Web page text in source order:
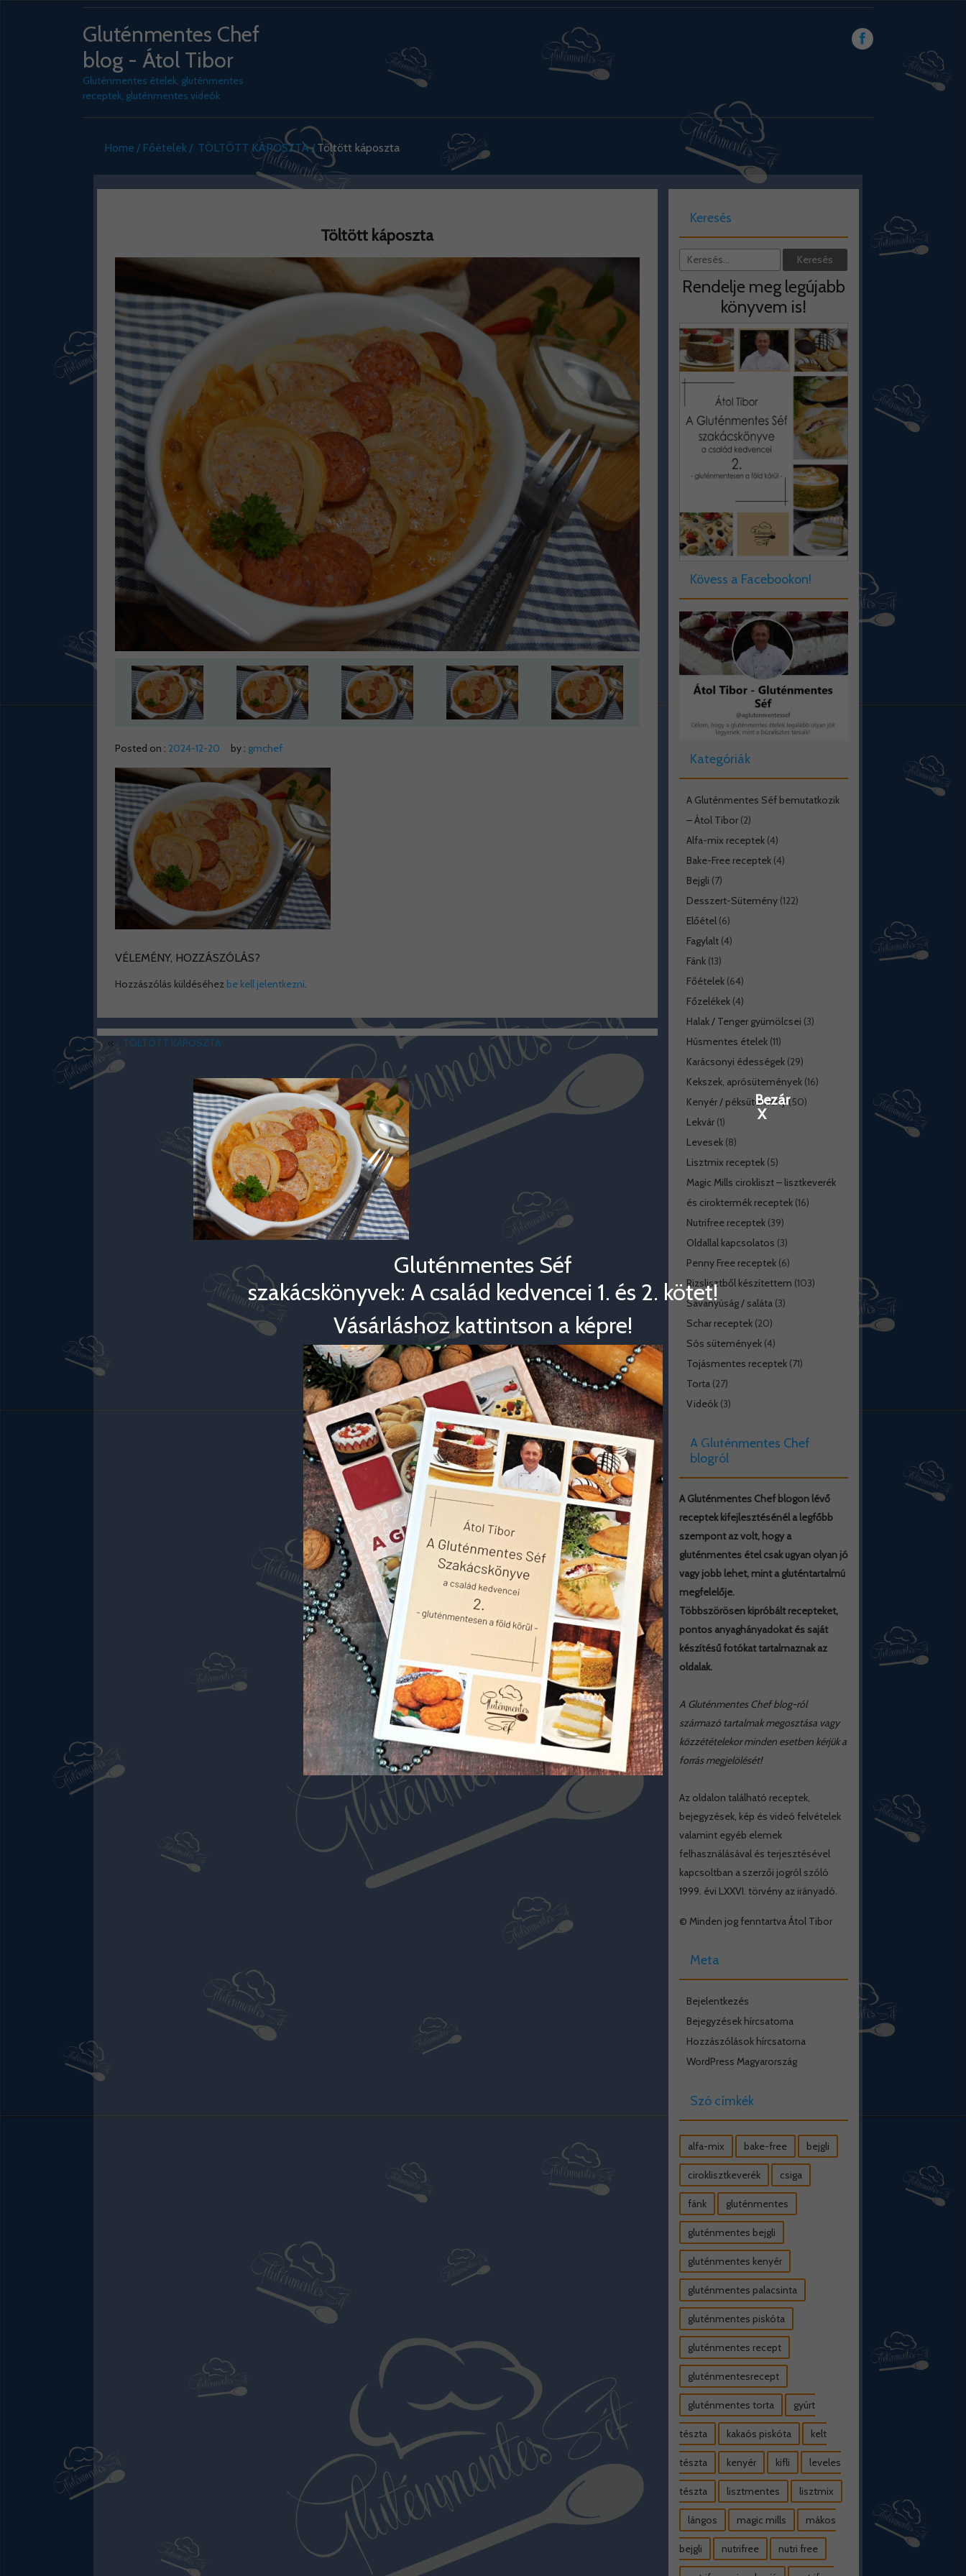
Gluténmentes Chef
blog - Átol Tibor
Gluténmentes ételek, gluténmentes
receptek, gluténmentes videók
Home Főételek TÖLTÖTT KÁPOSZTA Töltött káposzta
Töltött káposzta
Posted on : 2024-12-20 by : gmchef
VÉLEMÉNY, HOZZÁSZÓLÁS?
Hozzászólás küldéséhez be kell jelentkezni
« TÖLTÖTT KÁPOSZTA
Keresés
Rendelje meg legújabb
könyvem is!
Kövess a Facebookon!
Kategóriák
A Gluténmentes Séf bemutatkozik
– Átol Tibor(2)
Alfa-mix receptek(4)
Bake-Free receptek(4)
Bejgli (7)
Desszert-Sütemény(122)
Előétel(6)
Fagylalt(4)
Fánk(13)
Főételek(64)
Főzelékek(4)
Halak / Tenger gyümölcsei (3)
Húsmentes ételek(11)
Karácsonyi édességek(29)
Kekszek, aprósütemények(16)
Kenyér / péksütemény(50)
Lekvár(1)
Levesek(8)
Lisztmix receptek(5)
Magic Mills cirokliszt – lisztkeverék
és ciroktermék receptek(16)
Nutrifree receptek(39)
Oldallal kapcsolatos (3)
Penny Free receptek(6)
Rizslisztből készítettem (103)
Savanyúság / saláta(3)
Schar receptek(20)
Sós sütemények(4)
Tojásmentes receptek(71)
Torta(27)
Videók(3)
A Gluténmentes Chef
blogról
A Gluténmentes Chef blogon lévő
receptek kifejlesztésénél a legfőbb
szempont az volt, hogy a
gluténmentes étel csak ugyan olyan jó
vagy jobb lehet, mint a gluténtartalmú
megfelelője.
Többszörösen kipróbált recepteket,
pontos anyaghányadokat és saját
készítésű fotókat tartalmaznak az
oldalak.
A Gluténmentes Chef blog-ról
származó tartalmak megosztása vagy
közzétételekor minden esetben kérjük a
forrás megjelölését!
Az oldalon található receptek,
bejegyzések, kép és videó felvételek
valamint egyéb elemek
felhasználásával és terjesztésével
kapcsoltban a szerzői jogról szóló
1999. évi LXXVI. törvény az irányadó.
© Minden jog fenntartva Átol Tibor
Meta
Bejelentkezés
Bejegyzések hírcsatorna
Hozzászólások hírcsatorna
WordPress Magyarország
Szó címkék
alfa-mix bake-free bejgli
ciroklisztkeverék csiga
fánk gluténmentes
gluténmentes bejgli
gluténmentes kenyér
gluténmentes palacsinta
gluténmentes piskóta
gluténmentes recept
gluténmentesrecept
gluténmentes torta gyúrt
tészta kakaós piskóta kelt
tészta kenyér kifli leveles
tészta lisztmentes lisztmix
lángos magic mills mákos
bejgli nutrifree nutri free
Gluténmentes Séf
szakácskönyvek: A család kedvencei 1. és 2. kötet!
Vásárláshoz kattintson a képre!
Bezár
X